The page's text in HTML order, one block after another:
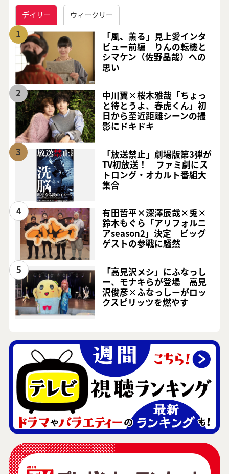
デイリー ウィークリー
1
「風、薫る」見上愛インタ
ビュー前編 りんの転機と
シマケン（佐野晶哉）への
思い
2
中川翼×桜木雅哉「ちょっ
と待とうよ、春虎くん」初
日から至近距離シーンの撮
影にドキドキ
3
「放送禁止」劇場版第3弾が
TV初放送！ ファミ劇にス
トロング・オカルト番組大
集合
4
有田哲平×深澤辰哉×兎×
鈴木もぐら「アリフォルニ
アseason2」決定 ビッグ
ゲストの参戦に騒然
5
「高見沢メシ」にふなっし
ー、モナキらが登場 高見
沢俊彦×ふなっしーがロッ
クスピリッツを燃やす